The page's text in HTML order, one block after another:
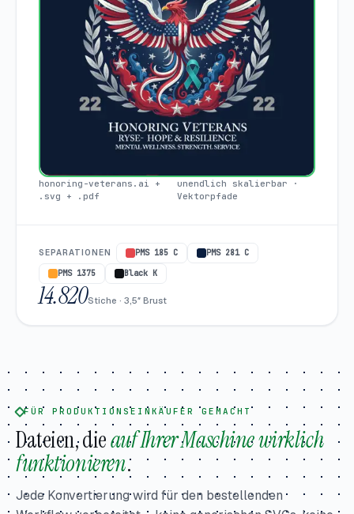
honoring-veterans.ai +
.svg + .pdf
unendlich skalierbar ·
Vektorpfade
SEPARATIONEN PMS 185 C
PMS 281 C
PMS 1375
Black K
14.820Stiche · 3,5″ Brust
FÜR PRODUKTIONSEINKÄUFER GEMACHT
Dateien, dieauf Ihrer Maschine wirklich
funktionieren.
Jede Konvertierung wird für den bestellenden